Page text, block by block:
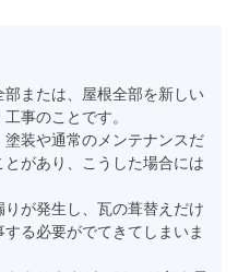
または、屋根全部を新しい
事のことです。
装や通常のメンテナンスだ
があり、こうした場合には
が発生し、瓦の葺替えだけ
る必要がでてきてしまいま